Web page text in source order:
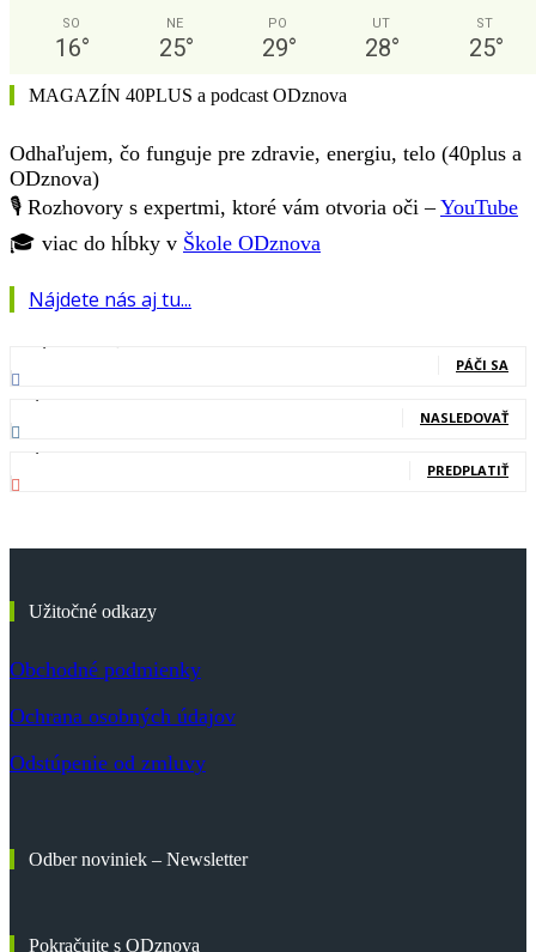
SO
16°
NE
25°
PO
29°
UT
28°
ST
25°
MAGAZÍN 40PLUS a podcast ODznova
Odhaľujem, čo funguje pre zdravie, energiu, telo (40plus a
ODznova)
🎙️ Rozhovory s expertmi, ktoré vám otvoria oči –YouTube
🎓 viac do hĺbky v Škole ODznova
Nájdete nás aj tu...
PÁČI SA
NASLEDOVAŤ
PREDPLATIŤ
Užitočné odkazy
Obchodné podmienky
Ochrana osobných údajov
Odstúpenie od zmluvy
Odber noviniek – Newsletter
Pokračujte s ODznova